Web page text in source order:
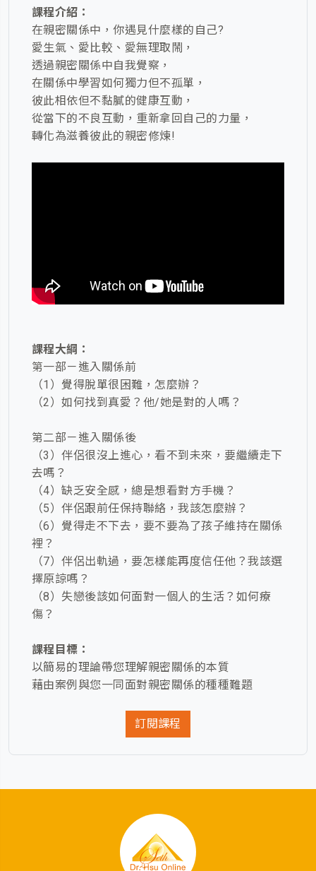
課程介紹：
在親密關係中，你遇見什麼樣的自己?
愛生氣、愛比較、愛無理取鬧，
透過親密關係中自我覺察，
在關係中學習如何獨力但不孤單，
彼此相依但不黏膩的健康互動，
從當下的不良互動，重新拿回自己的力量，
轉化為滋養彼此的親密修煉!
課程大綱：
第一部－進入關係前
（1）覺得脫單很困難，怎麼辦？
（2）如何找到真愛？他/她是對的人嗎？
第二部－進入關係後
（3 ）伴侶很沒上進心，看不到未來，要繼續走下
去嗎？
（4）缺乏安全感，總是想看對方手機？
（5）伴侶跟前任保持聯絡，我該怎麼辦？
（6） 覺得走不下去，要不要為了孩子維持在關係
裡？
（7）伴侶出軌過，要怎樣能再度信任他？我該選
擇原諒嗎？
（8）失戀後該如何面對一個人的生活？如何療
傷？
課程目標：
以簡易的理論帶您理解親密關係的本質
藉由案例與您一同面對親密關係的種種難題
訂閱課程